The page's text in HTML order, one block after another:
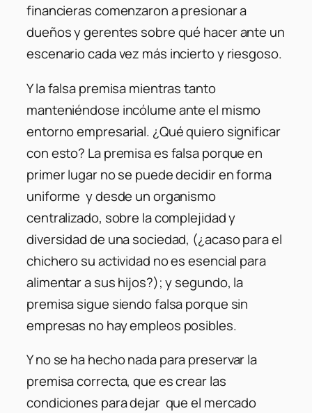
financieras comenzaron a presionar a
dueños y gerentes sobre qué hacer ante un
escenario cada vez más incierto y riesgoso.
Y la falsa premisa mientras tanto
manteniéndose incólume ante el mismo
entorno empresarial. ¿Qué quiero significar
con esto? La premisa es falsa porque en
primer lugar no se puede decidir en forma
uniforme y desde un organismo
centralizado, sobre la complejidad y
diversidad de una sociedad, (¿acaso para el
chichero su actividad no es esencial para
alimentar a sus hijos?); y segundo, la
premisa sigue siendo falsa porque sin
empresas no hay empleos posibles.
Y no se ha hecho nada para preservar la
premisa correcta, que es crear las
condiciones para dejar que el mercado